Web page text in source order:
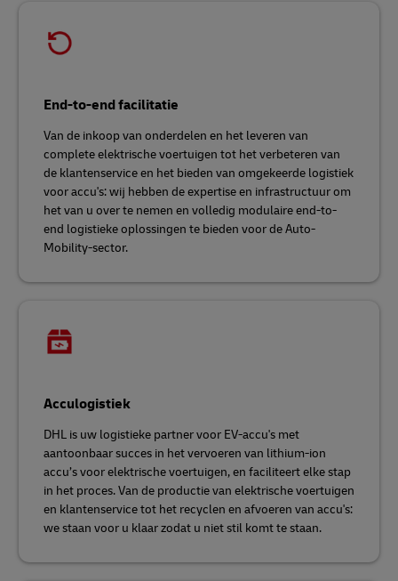
End-to-end facilitatie
Van de inkoop van onderdelen en het leveren van
complete elektrische voertuigen tot het verbeteren van
de klantenservice en het bieden van omgekeerde logistiek
voor accu's: wij hebben de expertise en infrastructuur om
het van u over te nemen en volledig modulaire end-to-
end logistieke oplossingen te bieden voor de Auto-
Mobility-sector.
Acculogistiek
DHL is uw logistieke partner voor EV-accu's met
aantoonbaar succes in het vervoeren van lithium-ion
accu’s voor elektrische voertuigen, en faciliteert elke stap
in het proces. Van de productie van elektrische voertuigen
en klantenservice tot het recyclen en afvoeren van accu's:
we staan voor u klaar zodat u niet stil komt te staan.